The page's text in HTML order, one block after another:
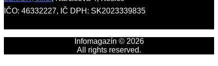
IČO: 46332227, IČ DPH: SK2023339835
Infomagazín © 2026
All rights reserved.